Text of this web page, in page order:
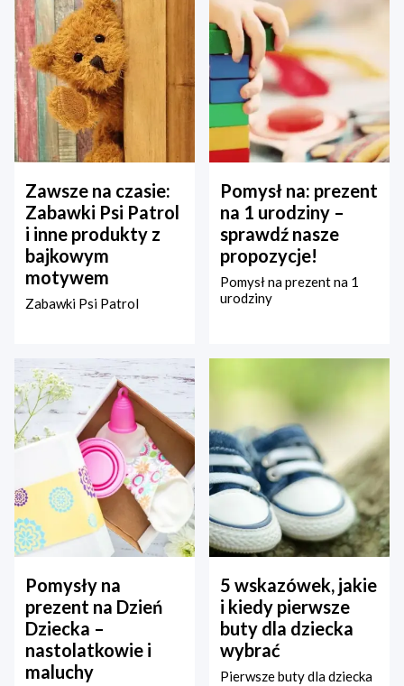
Zawsze na czasie:
Zabawki Psi Patrol
i inne produkty z
bajkowym
motywem
Zabawki Psi Patrol
Pomysł na: prezent
na 1 urodziny –
sprawdź nasze
propozycje!
Pomysł na prezent na 1
urodziny
Pomysły na
prezent na Dzień
Dziecka –
nastolatkowie i
maluchy
5 wskazówek, jakie
i kiedy pierwsze
buty dla dziecka
wybrać
Pierwsze buty dla dziecka